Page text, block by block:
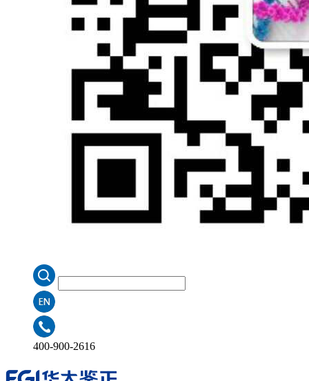
400-900-2616